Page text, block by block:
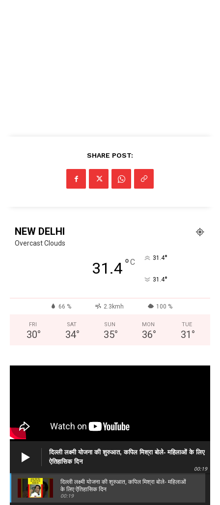
Terms of Use Agreement
FacebookWhatsApp
Share
SHARE POST:
NEW DELHI
Overcast Clouds
31.4°C 31.4°
31.4°
66 % 2.3kmh 100 %
FRI
30°
SAT
34°
SUN
35°
MON
36°
TUE
31 °
दिल्ली लक्ष्मी योजना की शुरुआत, कपिल मिश्रा बोले- महिलाओं के लिए
ऐतिहासिक दिन
00:19
दिल्ली लक्ष्मी योजना की शुरुआत, कपिल मिश्रा बोले- महिलाओं
के लिए ऐतिहासिक दिन
00:19